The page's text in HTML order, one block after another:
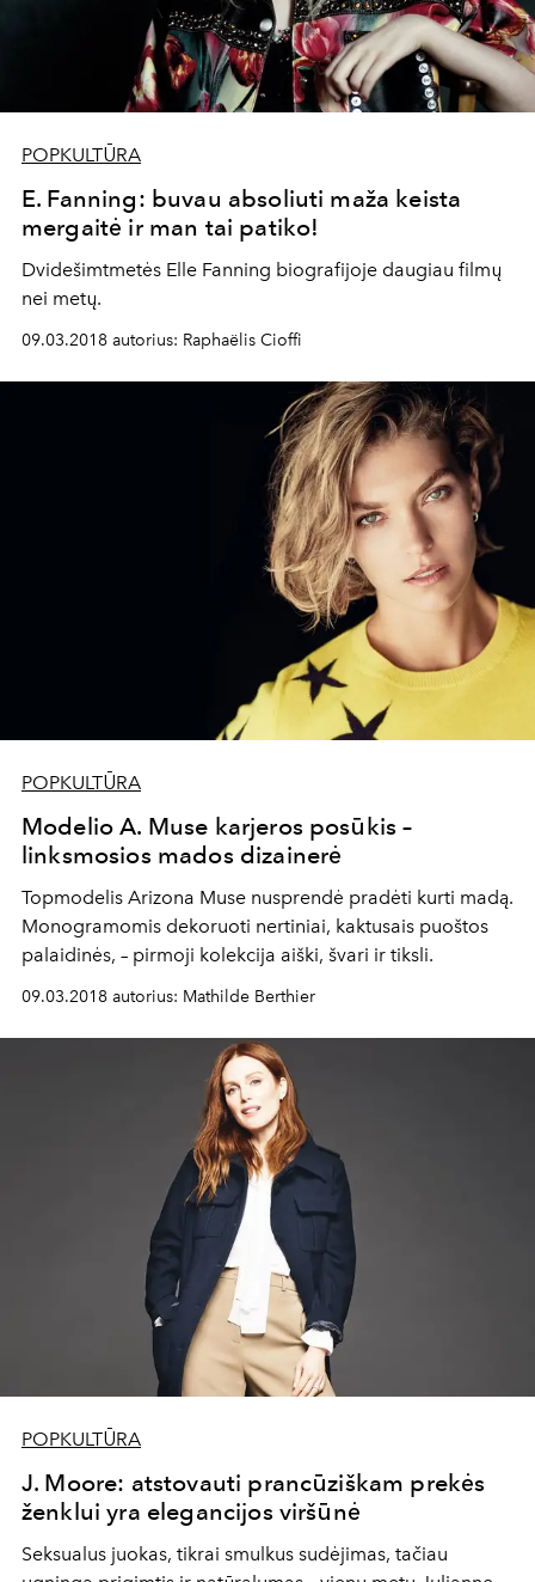
POPKULTŪRA
E. Fanning: buvau absoliuti maža keista
mergaitė ir man tai patiko!
Dvidešimtmetės Elle Fanning biografijoje daugiau filmų
nei metų.
09.03.2018 autorius: Raphaëlis Cioffi
POPKULTŪRA
Modelio A. Muse karjeros posūkis –
linksmosios mados dizainerė
Topmodelis Arizona Muse nusprendė pradėti kurti madą.
Monogramomis dekoruoti nertiniai, kaktusais puoštos
palaidinės, – pirmoji kolekcija aiški, švari ir tiksli.
09.03.2018 autorius: Mathilde Berthier
POPKULTŪRA
J. Moore: atstovauti prancūziškam prekės
ženklui yra elegancijos viršūnė
Seksualus juokas, tikrai smulkus sudėjimas, tačiau